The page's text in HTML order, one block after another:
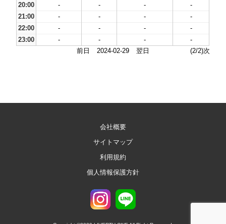
20:00
- - -
-
21:00
- - -
-
22:00
- - -
-
23:00
- - -
-
前日
2024-02-29 翌日 (2/2)次
会社概要
サイトマップ
利用規約
個人情報保護方針